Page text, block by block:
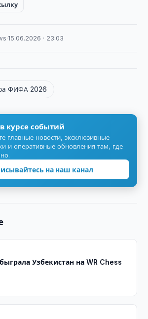
·15.06.2026 · 23:03
ФИФА 2026
курсе событий
главные новости, эксклюзивные
и оперативные обновления там, где
на наш канал
Узбекистан на WR Chess